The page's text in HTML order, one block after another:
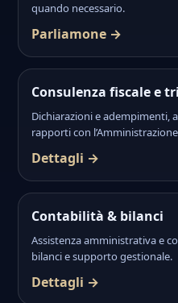
quando necessario.
Parliamone →
Consulenza fiscale e
Dichiarazioni e adempimenti,
rapporti con
Dettagli →
Contabilità & bilanci
Assistenza amministrativa e
bilanci e supporto gestionale.
Dettagli →